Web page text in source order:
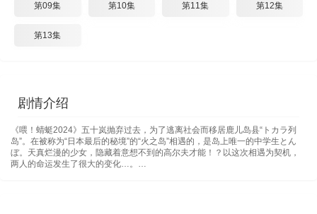
第09集 第10集 第11集 第12集
第13集
剧情介绍
《喂！蜻蜓2024》五十岚抛弃过去，为了逃离社会而移居鹿儿岛县“トカラ列
岛”。在被称为“日本最后的秘境”的“火之岛”相遇的，是岛上唯一的中学生とん
ぼ。天真烂漫的少女，隐藏着意想不到的高尔夫才能！？以这次相遇为契机，
两人的命运发生了很大的变化…。…